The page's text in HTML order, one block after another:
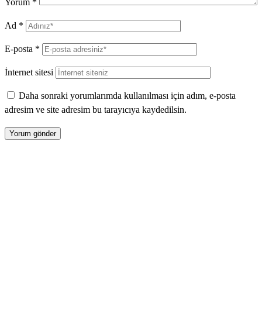
Yorum *
Ad *
E-posta *
İnternet sitesi
Daha sonraki yorumlarımda kullanılması için adım, e-posta
adresim ve site adresim bu tarayıcıya kaydedilsin.